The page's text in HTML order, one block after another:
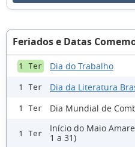
Feriados e Datas
1 Ter Dia do Trabalho
1 Ter Dia da Literatura
1 Ter Dia Mundial de
1 Ter
Início do Maio
1 a 31)